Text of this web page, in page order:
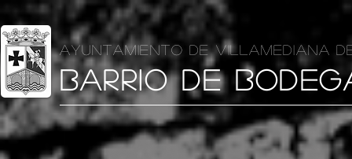
AYUNTAMIENTO DE VILLAMEDIANA
BARRIO DE